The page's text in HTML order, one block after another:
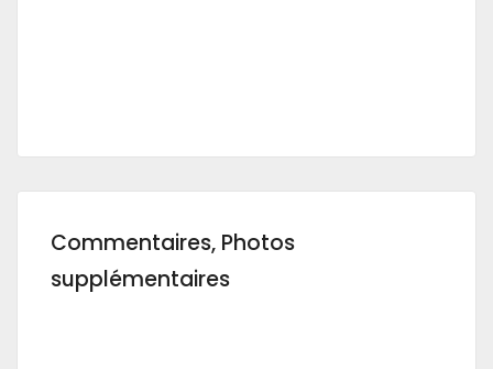
Commentaires, Photos
supplémentaires